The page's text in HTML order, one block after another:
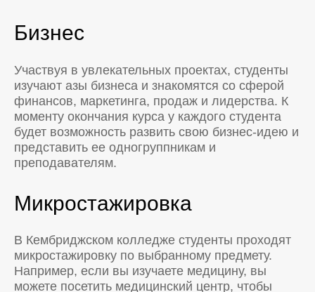
Бизнес
Участвуя в увлекательных проектах, студенты
изучают азы бизнеса и знакомятся со сферой
финансов, маркетинга, продаж и лидерства. К
моменту окончания курса у каждого студента
будет возможность развить свою бизнес-идею и
представить ее одногруппникам и
преподавателям.
Микростажировка
В Кембриджском колледже студенты проходят
микростажировку по выбранному предмету.
Например, если вы изучаете медицину, вы
можете посетить медицинский центр, чтобы